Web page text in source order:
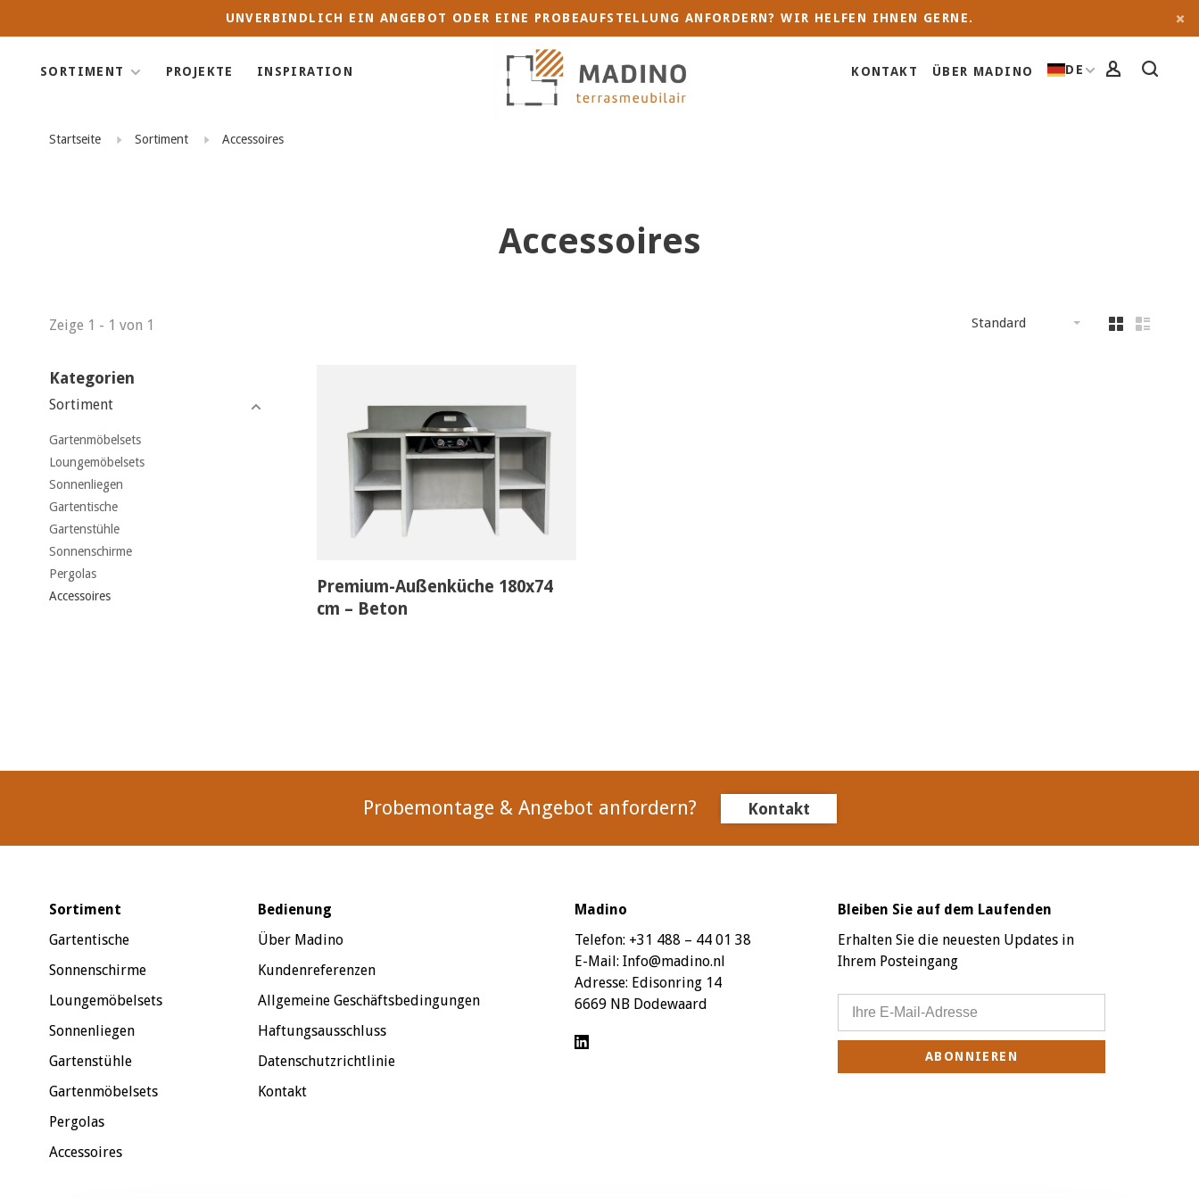
UNVERBINDLICH EIN ANGEBOT ODER EINE PROBEAUFSTELLUNG ANFORDERN? WIR HELFEN IHNEN GERNE.
SORTIMENT PROJEKTE INSPIRATION KONTAKT ÜBER MADINO DE
Startseite Sortiment Accessoires
Accessoires
Zeige 1 - 1 von 1 Standard
Kategorien
Sortiment
Gartenmöbelsets
Loungemöbelsets
Sonnenliegen
Gartentische
Gartenstühle
Sonnenschirme
Pergolas
Accessoires
Premium-Außenküche 180x74
cm – Beton
Probemontage & Angebot anfordern? Kontakt
Sortiment
Gartentische
Sonnenschirme
Loungemöbelsets
Sonnenliegen
Gartenstühle
Gartenmöbelsets
Pergolas
Accessoires
Bedienung
Über Madino
Kundenreferenzen
Allgemeine Geschäftsbedingungen
Haftungsausschluss
Datenschutzrichtlinie
Kontakt
Madino
Telefon: +31 488 – 44 01 38
E-Mail:Info@madino.nl
Adresse: Edisonring 14
6669 NB Dodewaard
Bleiben Sie auf dem Laufenden
Erhalten Sie die neuesten Updates in
Ihrem Posteingang
ABONNIEREN